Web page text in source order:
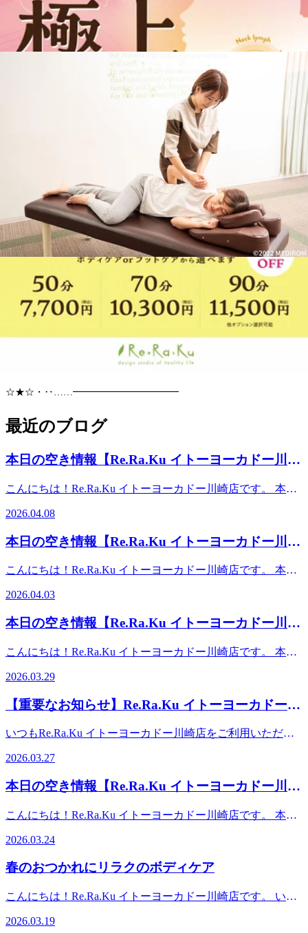
◎JR「川崎駅」、京急「川崎駅」から東口6番乗場、川崎市営バス乗
車「塩浜営業所」「JFE」「水江町」「臨港警察署」行「小田栄」下
車（川崎駅東口バスロータリーの一番奥、６番乗り場川崎市営バ
◎JR「小田栄駅」徒歩5分。
◎JR川崎駅、京急川崎駅より車で10分。
イトーヨーカドー川崎専用駐車場あり。
イトーヨカドー川崎店（旧エスパ川崎）2階スポーツデポ川崎店、ゴ
☆★☆・‥……━━━━━━━━━━━
最近のブログ
本日の空き情報【Re.Ra.Ku イトーヨーカドー川崎
こんにちは！Re.Ra.Ku イトーヨーカドー川崎店です。 本日
14：0016：40～19：00 また、予約状況はその都度変わる可
能性があります。空き時間の枠がない場合でもお電話にてご
案内可能な場合もございますのでお気軽にお問合せください
タッフ一同、心よりお待ちしております♪♪【店舗案内】
Re.Ra.Ku イトーヨーカドー川崎店営業時間：平日 10:00-
19:15）TEL： 0445897315 〒210-0843 神奈川県川崎市川崎
区小田栄2-2-1イトーヨーカドー川崎店2F（赤ちゃん休憩室
横）【アクセス】◎バス 「川崎駅」から東口6番バス乗
JR「浜川崎駅」徒歩10分。JR「小田栄駅」徒歩5分。◎車
崎専用駐車場あり。イトーヨーカドー川崎店（旧エスパ川
2026.04.08
本日の空き情報【Re.Ra.Ku イトーヨーカドー川崎
こんにちは！Re.Ra.Ku イトーヨーカドー川崎店です。 本日
16：0018：00～19：00 また、予約状況はその都度変わる可
能性があります。空き時間の枠がない場合でもお電話にてご
案内可能な場合もございますのでお気軽にお問合せください
タッフ一同、心よりお待ちしております♪♪ 【店舗案内】
Re.Ra.Ku イトーヨーカドー川崎店営業時間：平日 10:00-
19:00（最終受付18:15） 土日祝 10:00-20:00（最終受付
19:15）TEL： 0445897315 〒210-0843 神奈川県川崎市川崎
区小田栄2-2-1イトーヨーカドー川崎店2F（赤ちゃん休憩室
横）【アクセス】◎バス 「川崎駅」から東口6番バス乗
JR「浜川崎駅」徒歩10分。JR「小田栄駅」徒歩5分。◎車
崎専用駐車場あり。イトーヨーカドー川崎店（旧エスパ川
2026.04.03
本日の空き情報【Re.Ra.Ku イトーヨーカドー川崎
こんにちは！Re.Ra.Ku イトーヨーカドー川崎店です。 本日
20：00 また、予約状況はその都度変わる可能性がありま
す。空き時間の枠がない場合でもお電話にてご案内可能な場
合もございますのでお気軽にお問合せくださいませ。事前に
心よりお待ちしております♪♪ 【店舗案内】Re.Ra.Ku イトー
ヨーカドー川崎店営業時間 10:00-20:00（最終受付 19:15）
2-2-1イトーヨーカドー川崎店2F（赤ちゃん休憩室横）【ア
クセス】◎バス 「川崎駅」から東口6番バス乗場、川崎市
営バス40系統乗車、「小田栄」下車◎電車 JR「浜川崎
京急川崎駅より車で10分。イトーヨーカドー川崎専用駐車場
ツデポ川崎店、ゴルフファイブ川崎店横
2026.03.29
【重要なお知らせ】Re.Ra.Ku イトーヨーカドー川
いつもRe.Ra.Ku イトーヨーカドー川崎店をご利用いただ
変恐縮ですが、当店は2026年4月30日(木)をもちまして閉店
させていただくことになりました。これまで多くのお客様に
ご愛顧賜り、心より感謝申し上げます。 【最終営業日】
日 10：00～19：00（最終受付18：15）土日祝 10：00～
20：00（最終受付19：15）定休日 毎週月曜日ご予約は引き
続き承っておりますので、お気軽にお問い合わせくださいま
せ。ご希望のスタッフで、オンライン上 ✕ になっている時
間帯もご案内出来る場合がございます。ぜひお電話にてご相
談くださいませ。なお、引き続き近隣Re.Ra.Ku店舗にて、お
ます。今後は近隣Re.Ra.Ku 店舗もご利用いただけますと幸
2026.03.27
本日の空き情報【Re.Ra.Ku イトーヨーカドー川崎
こんにちは！Re.Ra.Ku イトーヨーカドー川崎店です。 本日
20：00 また、予約状況はその都度変わる可能性がありま
す。空き時間の枠がない場合でもお電話にてご案内可能な場
合もございますのでお気軽にお問合せくださいませ。事前に
心よりお待ちしております♪♪ 【店舗案内】Re.Ra.Ku イトー
ヨーカドー川崎店営業時間 10:00-20:00（最終受付 19:15）
2026.03.24
春のおつかれにリラクのボディケア
こんにちは！Re.Ra.Ku イトーヨーカドー川崎店です。 いよ
や年度末でお疲れの出やすい頃でもあります。 頭がぼんや
2026.03.19